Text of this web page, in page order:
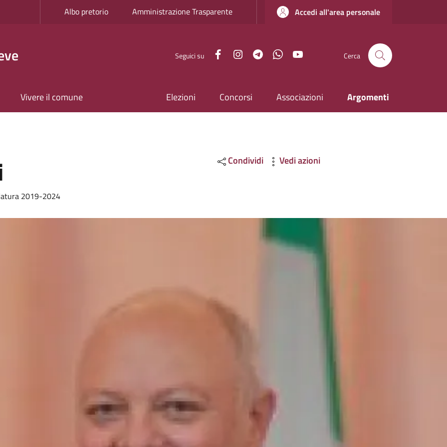
Albo pretorio Amministrazione Trasparente Accedi all'area personale
Seguici su FacebookInstagramTelegramWhatsApp Cerca
Vivere il comune Elezioni Concorsi Associazioni Argomenti
2019-2024
Condividi Vedi azioni